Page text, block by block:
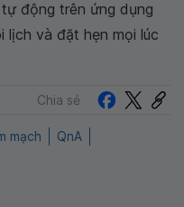
động trên ứng dụng
lịch và đặt hẹn mọi lúc
Chia sẻ
mạch
QnA